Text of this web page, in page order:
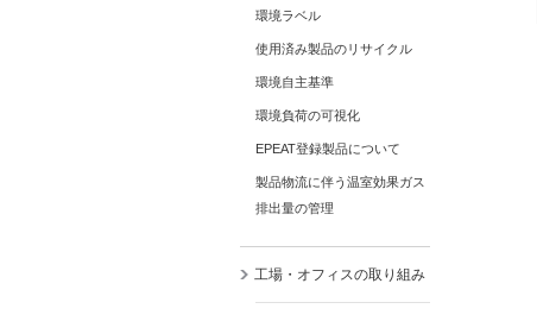
環境ラベル
使用済み製品のリサイクル
環境自主基準
環境負荷の可視化
EPEAT登録製品について
製品物流に伴う温室効果ガス
排出量の管理
工場・オフィスの取り組み